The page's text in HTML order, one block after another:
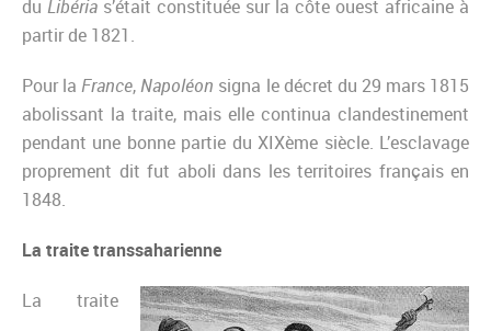
du Libéria s’était constituée sur la côte ouest africaine à
partir de 1821.
Pour laFrance,Napoléon signa le décret du 29 mars 1815
abolissant la traite, mais elle continua clandestinement
pendant une bonne partie du XIXème siècle. L’esclavage
proprement dit fut aboli dans les territoires français en
1848.
La traite transsaharienne
La traite